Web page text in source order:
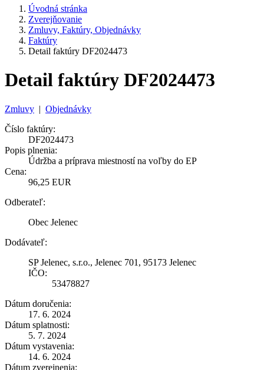
Úvodná stránka
Zverejňovanie
Zmluvy, Faktúry, Objednávky
Faktúry
Detail faktúry DF2024473
Detail faktúry DF2024473
Zmluvy | Objednávky
Číslo faktúry:
DF2024473
Popis plnenia:
Údržba a príprava miestností na voľby do EP
Cena:
96,25 EUR
Odberateľ:
Obec Jelenec
Dodávateľ:
SP Jelenec, s.r.o., Jelenec 701, 95173 Jelenec
IČO:
53478827
Dátum doručenia:
17. 6. 2024
Dátum splatnosti:
5. 7. 2024
Dátum vystavenia:
14. 6. 2024
Dátum zverejnenia: